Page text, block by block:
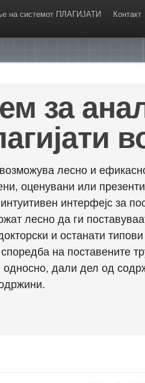
на системот ПЛАГИЈАТИ Контакт
за
лесно и
оценувани или
интерфејс за
лесно да ги
и останати
на поставените
односно, дали дел од